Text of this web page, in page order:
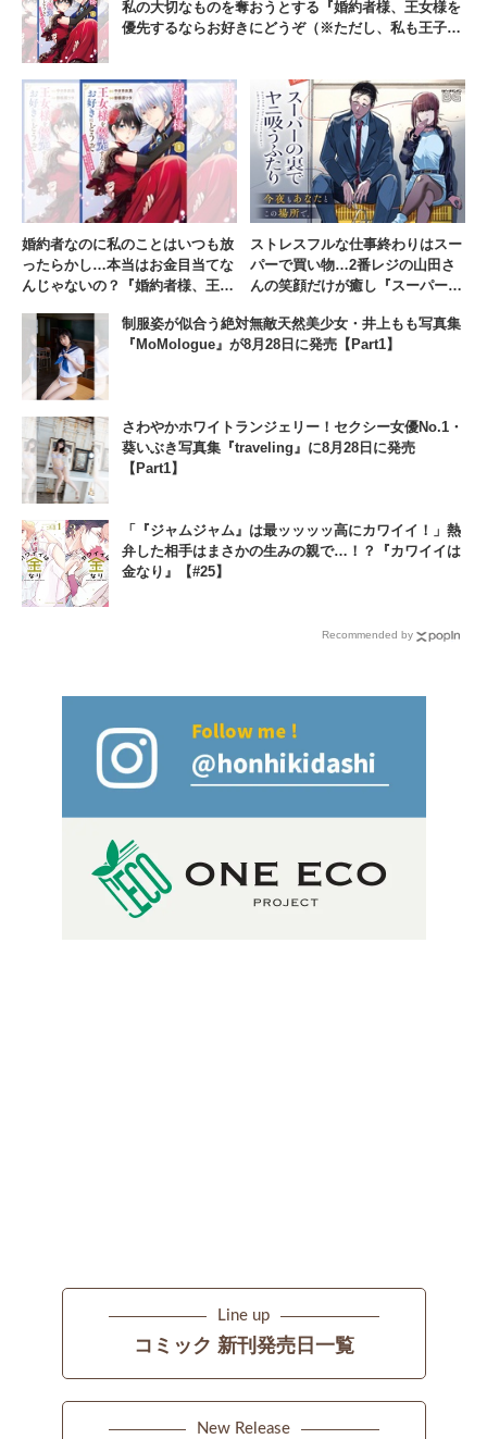
私の大切なものを奪おうとする『婚約者様、王女様を
優先するならお好きにどうぞ（※ただし、私も王子様
婚約者なのに私のことはいつも放
ったらかし…本当はお金目当てな
んじゃないの？『婚約者様、王女
（※ただし、私も王子様を優先し
ますが…）』【#6】
ストレスフルな仕事終わりはスー
パーで買い物…2番レジの山田さ
んの笑顔だけが癒し『スーパーの
制服姿が似合う絶対無敵天然美少女・井上もも写真集
『MoMologue』が8月28日に発売【Part1】
さわやかホワイトランジェリー！セクシー女優No.1・
葵いぶき写真集『traveling』に8月28日に発売
【Part1】
「『ジャムジャム』は最ッッッッ高にカワイイ！」熱
弁した相手はまさかの生みの親で…！？『カワイイは
金なり』【#25】
Recommended by
Line up
コミック 新刊発売日一覧
New Release